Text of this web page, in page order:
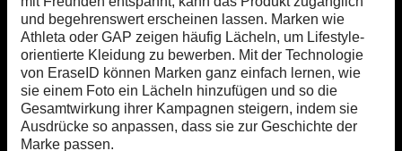
und begehrenswert erscheinen lassen. Marken wie
Athleta oder GAP zeigen häufig Lächeln, um Lifestyle-
orientierte Kleidung zu bewerben. Mit der Technologie
von EraseID können Marken ganz einfach lernen, wie
sie einem Foto ein Lächeln hinzufügen und so die
Gesamtwirkung ihrer Kampagnen steigern, indem sie
Ausdrücke so anpassen, dass sie zur Geschichte der
Marke passen.